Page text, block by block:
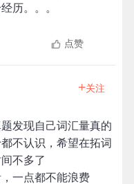
历。。。
点赞
+关注
发现自己词汇量真的
不认识，希望在拓词
不多了
一点都不能浪费